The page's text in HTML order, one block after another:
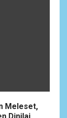
Ahli
Meleset,